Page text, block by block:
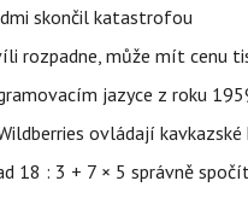
skončil katastrofou
rozpadne, může mít cenu
jazyce z roku
ovládají
18 : 3 + 7 × 5 správně